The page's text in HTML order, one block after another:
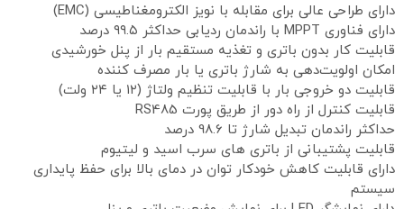
دارای طراحی عالی برای مقابله با نویز الکترومغناطیسی (EMC)
دارای فناوری MPPT با راندمان ردیابی حداکثر ۹۹.۵ درصد
قابلیت کار بدون باتری و تغذیه مستقیم بار از پنل خورشیدی
امکان اولویت‌دهی به شارژ باتری یا بار مصرف کننده
قابلیت دو خروجی بار با قابلیت تنظیم ولتاژ (۱۲ یا ۲۴ ولت)
قابلیت کنترل از راه دور از طریق پورت RS485
حداکثر راندمان تبدیل شارژ تا 98.6 درصد
قابلیت پشتیبانی از باتری های سرب اسید و لیتیوم
دارای قابلیت کاهش خودکار توان در دمای بالا برای حفظ پایداری
سیستم